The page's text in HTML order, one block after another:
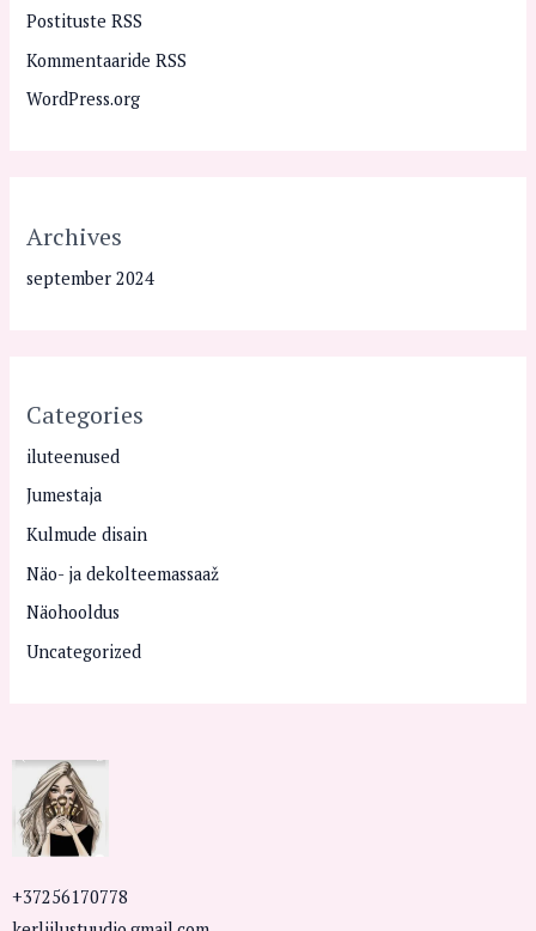
Postituste RSS
Kommentaaride RSS
WordPress.org
Archives
september 2024
Categories
iluteenused
Jumestaja
Kulmude disain
Näo- ja dekolteemassaaž
Näohooldus
Uncategorized
+37256170778